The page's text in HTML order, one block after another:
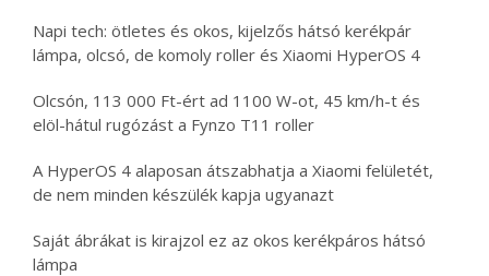
Napi tech: ötletes és okos, kijelzős hátsó kerékpár
lámpa, olcsó, de komoly roller és Xiaomi HyperOS 4
Olcsón, 113 000 Ft-ért ad 1100 W-ot, 45 km/h-t és
elöl-hátul rugózást a Fynzo T11 roller
A HyperOS 4 alaposan átszabhatja a Xiaomi felületét,
de nem minden készülék kapja ugyanazt
Saját ábrákat is kirajzol ez az okos kerékpáros hátsó
lámpa